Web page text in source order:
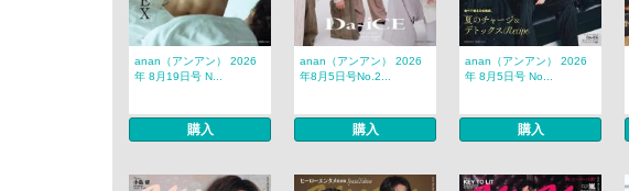
anan（アンアン） 2026
年 8月19日号 N...
購入
anan（アンアン） 2026
年8月5日号No.2...
購入
anan（アンアン） 2026
年 8月5日号 No...
購入